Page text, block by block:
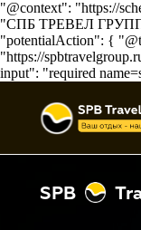
"@context": "https://
"СПБ ТРЕВЕЛ
"potentialAction": {
"https://
input": "required
SPB